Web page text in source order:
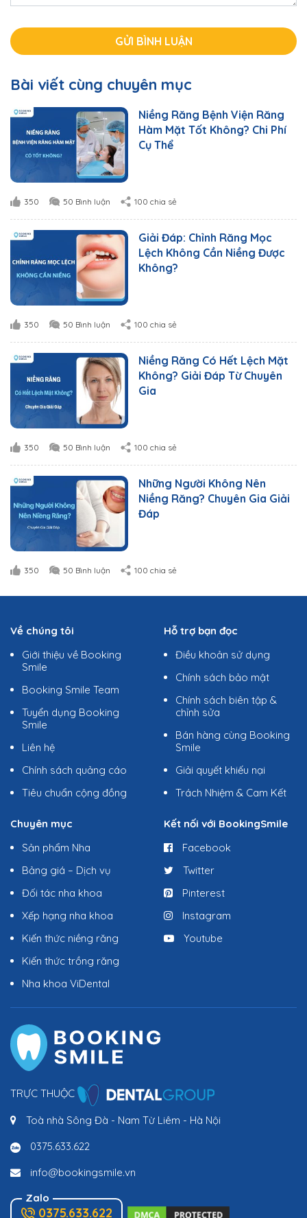
Bài viết cùng chuyên mục
Niềng Răng Bệnh Viện Răng
Hàm Mặt Tốt Không? Chi Phí
Cụ Thể
350 50 Bình luận 100 chia sẻ
Giải Đáp: Chỉnh Răng Mọc
Lệch Không Cần Niềng Được
Không?
350 50 Bình luận 100 chia sẻ
Niềng Răng Có Hết Lệch Mặt
Không? Giải Đáp Từ Chuyên
Gia
350 50 Bình luận 100 chia sẻ
Những Người Không Nên
Niềng Răng? Chuyên Gia Giải
Đáp
350 50 Bình luận 100 chia sẻ
Về chúng tôi
Giới thiệu về Booking
Smile
Booking Smile Team
Tuyển dụng Booking
Smile
Liên hệ
Chính sách quảng cáo
Tiêu chuẩn cộng đồng
Hỗ trợ bạn đọc
Điều khoản sử dụng
Chính sách bảo mật
Chính sách biên tập &
chỉnh sửa
Bán hàng cùng Booking
Smile
Giải quyết khiếu nại
Trách Nhiệm & Cam Kết
Chuyên mục
Sản phẩm Nha
Bảng giá – Dịch vụ
Đối tác nha khoa
Xếp hạng nha khoa
Kiến thức niềng răng
Kiến thức trồng răng
Nha khoa ViDental
Kết nối với BookingSmile
Facebook
Twitter
Pinterest
Instagram
Youtube
TRỰC THUỘC
Toà nhà Sông Đà - Nam Từ Liêm - Hà Nội
0375.633.622
info@bookingsmile.vn
Zalo
0375.633.622